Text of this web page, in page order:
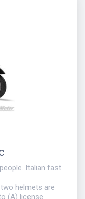
Italian fast
helmets are
(A) license.